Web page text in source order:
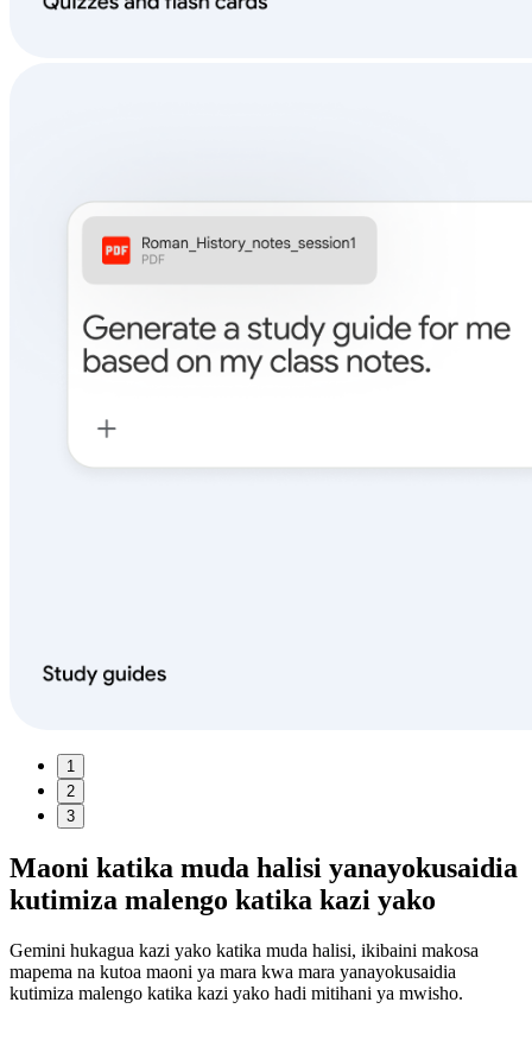
1
2
3
Maoni katika muda halisi yanayokusaidia
kutimiza malengo katika kazi yako
Gemini hukagua kazi yako katika muda halisi, ikibaini makosa
mapema na kutoa maoni ya mara kwa mara yanayokusaidia
kutimiza malengo katika kazi yako hadi mitihani ya mwisho.